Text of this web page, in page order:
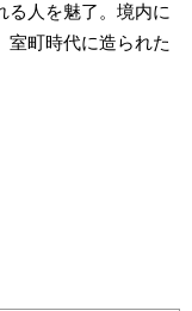
る人を魅了。境内に
室町時代に造られた